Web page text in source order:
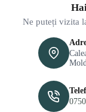
Ne puteți vizita